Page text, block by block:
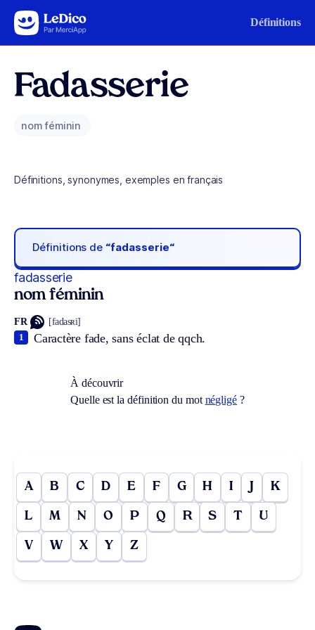
Aller au contenu Définitions
Fadasserie
nom féminin
Définitions, synonymes, exemples en français
Définitions de “fadasserie“
fadasserie
nom féminin
FR [fadasʀi]
Caractère fade, sans éclat de qqch.
1
À découvrir
Quelle est la définition du mot négligé ?
A B C D E F G H I J K
L M N O P Q R S T U
V W X Y Z